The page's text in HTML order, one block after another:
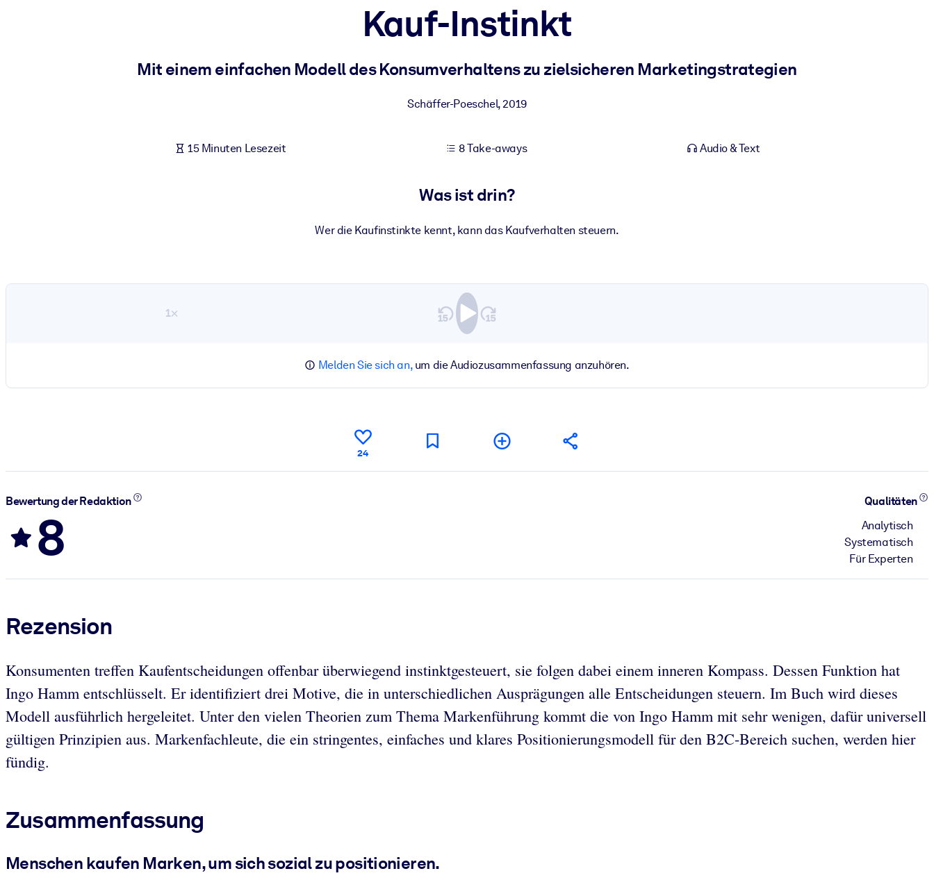
Für Unternehmensbibliotheken
Bereichern Sie Ihre Unternehmensbibliothek mit vertrauenswürdigem, praxisnahem Business-Wissen.
Nutzen Sie verlässliches, strukturiertes Wissen, um die Ergebnisse Ihrer KI-Systeme zu optimieren.
Kauf-Instinkt
Mit einem einfachen Modell des Konsumverhaltens zu zielsicheren Marketingstrategien
Schäffer-Poeschel,2019
15 Minuten Lesezeit 8 Take-aways Audio & Text
Was ist drin?
Wer die Kaufinstinkte kennt, kann das Kaufverhalten steuern.
1×
Melden Sie sich an,um die Audiozusammenfassung anzuhören.
24
Bewertung der Redaktion
8
Qualitäten
Analytisch
Systematisch
Für Experten
Rezension
Konsumenten treffen Kaufentscheidungen offenbar überwiegend instinktgesteuert, sie folgen dabei einem inneren Kompass. Dessen Funktion hat
Ingo Hamm entschlüsselt. Er identifiziert drei Motive, die in unterschiedlichen Ausprägungen alle Entscheidungen steuern. Im Buch wird dieses
Modell ausführlich hergeleitet. Unter den vielen Theorien zum Thema Markenführung kommt die von Ingo Hamm mit sehr wenigen, dafür universell
gültigen Prinzipien aus. Markenfachleute, die ein stringentes, einfaches und klares Positionierungsmodell für den B2C-Bereich suchen, werden hier
fündig.
Zusammenfassung
Menschen kaufen Marken, um sich sozial zu positionieren.